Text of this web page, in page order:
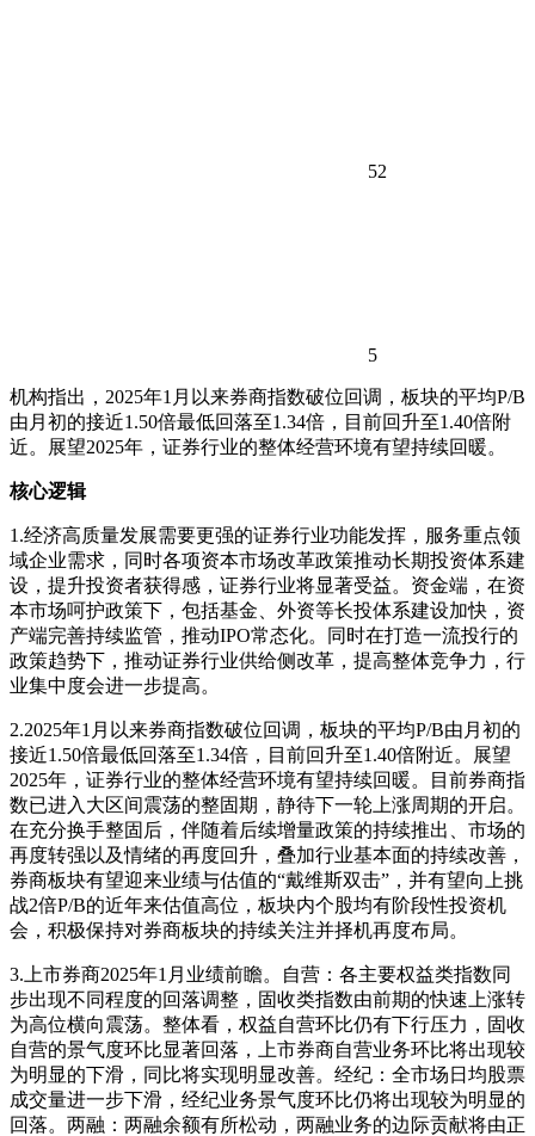
52
5
机构指出，2025年1月以来券商指数破位回调，板块的平均P/B
由月初的接近1.50倍最低回落至1.34倍，目前回升至1.40倍附
近。展望2025年，证券行业的整体经营环境有望持续回暖。
核心逻辑
1.经济高质量发展需要更强的证券行业功能发挥，服务重点领
域企业需求，同时各项资本市场改革政策推动长期投资体系建
设，提升投资者获得感，证券行业将显著受益。资金端，在资
本市场呵护政策下，包括基金、外资等长投体系建设加快，资
产端完善持续监管，推动IPO常态化。同时在打造一流投行的
政策趋势下，推动证券行业供给侧改革，提高整体竞争力，行
业集中度会进一步提高。
2.2025年1月以来券商指数破位回调，板块的平均P/B由月初的
接近1.50倍最低回落至1.34倍，目前回升至1.40倍附近。展望
2025年，证券行业的整体经营环境有望持续回暖。目前券商指
数已进入大区间震荡的整固期，静待下一轮上涨周期的开启。
在充分换手整固后，伴随着后续增量政策的持续推出、市场的
再度转强以及情绪的再度回升，叠加行业基本面的持续改善，
券商板块有望迎来业绩与估值的“戴维斯双击”，并有望向上挑
战2倍P/B的近年来估值高位，板块内个股均有阶段性投资机
会，积极保持对券商板块的持续关注并择机再度布局。
3.上市券商2025年1月业绩前瞻。自营：各主要权益类指数同
步出现不同程度的回落调整，固收类指数由前期的快速上涨转
为高位横向震荡。整体看，权益自营环比仍有下行压力，固收
自营的景气度环比显著回落，上市券商自营业务环比将出现较
为明显的下滑，同比将实现明显改善。经纪：全市场日均股票
成交量进一步下滑，经纪业务景气度环比仍将出现较为明显的
回落。两融：两融余额有所松动，两融业务的边际贡献将由正